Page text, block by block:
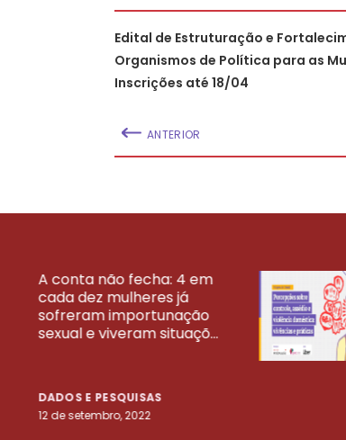
Edital de Estruturação e
Organismos de Política para as
Inscrições até 18/04
ANTERIOR
A conta não fecha: 4 em
cada dez mulheres já
sofreram importunação
sexual e viveram situaçõ...
DADOS E PESQUISAS
12 de setembro, 2022
VEJA